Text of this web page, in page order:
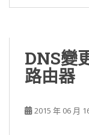
DNS變
路由器
2015 年 06 月